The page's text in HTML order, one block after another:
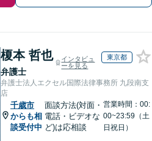
榎本 哲也
弁護士
インタビュ
ーを見る
東京都
弁護士法人エクセル国際法律事務所 九段南支
店
千歳市
からも相
談受付中
面談方法(対面・
電話・ビデオな
ど)は応相談
営業時間：00:
00~23:59（土
日祝日）